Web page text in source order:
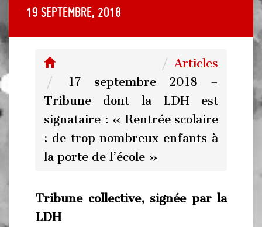
19 septembre, 2018
Articles
17 septembre 2018 –
Tribune dont la LDH est
signataire : « Rentrée scolaire
: de trop nombreux enfants à
la porte de l’école »
Tribune collective, signée par la
LDH